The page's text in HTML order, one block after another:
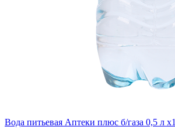
Вода питьевая Аптеки плюс б/газа 0,5 л x1